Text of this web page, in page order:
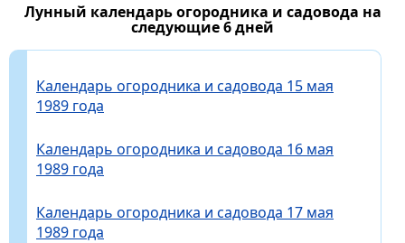
Лунный календарь огородника и садовода на
следующие 6 дней
Календарь огородника и садовода 15 мая
1989 года
Календарь огородника и садовода 16 мая
1989 года
Календарь огородника и садовода 17 мая
1989 года